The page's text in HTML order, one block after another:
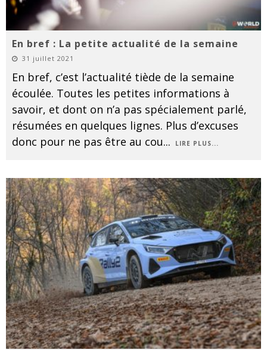
En bref : La petite actualité de la semaine
31 juillet 2021
En bref, c’est l’actualité tiède de la semaine
écoulée. Toutes les petites informations à
savoir, et dont on n’a pas spécialement parlé,
résumées en quelques lignes. Plus d’excuses
donc pour ne pas être au cou... LIRE PLUS...